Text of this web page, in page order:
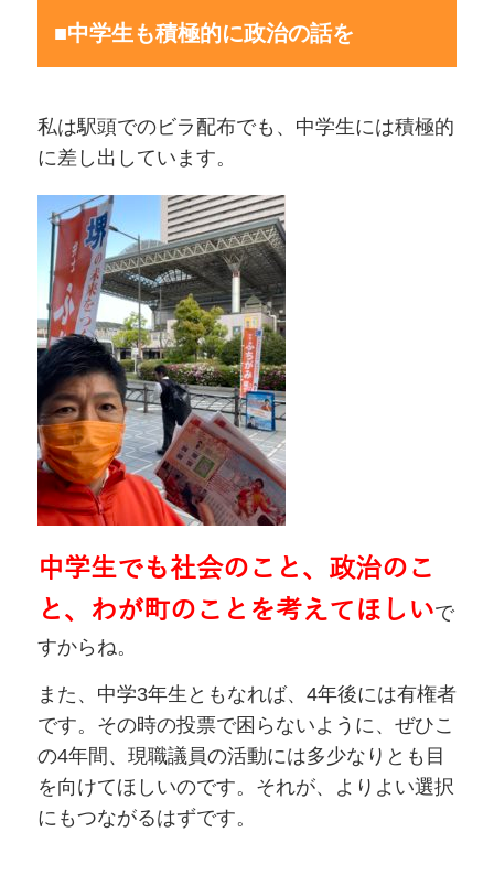
■中学生も積極的に政治の話を
私は駅頭でのビラ配布でも、中学生には積極的
に差し出しています。
中学生でも社会のこと、政治のこ
と、わが町のことを考えてほしいで
すからね。
また、中学3年生ともなれば、4年後には有権者
です。その時の投票で困らないように、ぜひこ
の4年間、現職議員の活動には多少なりとも目
を向けてほしいのです。それが、よりよい選択
にもつながるはずです。